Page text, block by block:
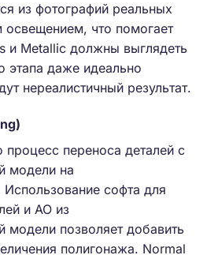
из фотографий реальных
что помогает
и Metallic должны выглядеть
этапа даже идеально
нереалистичный результат.
процесс переноса деталей с
модели на
софта для
и AO из
модели позволяет добавить
полигонажа. Normal